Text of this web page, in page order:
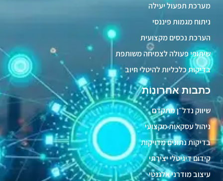
כתבות אחרונות
שיווק נדל״ן מתקדם
ניהול עסקאות מקצועי
בדיקות נתונים מדויקות
קידום דיגיטלי יצירתי
עיצוב מודרני אלגנטי
מערכת תפעול יעילה
ניתוח מגמות פיננסי
הערכת נכסים מקצועית
שיתופי פעולה לצמיחה משותפת
בדיקות כלכליות להיטלי חיוב